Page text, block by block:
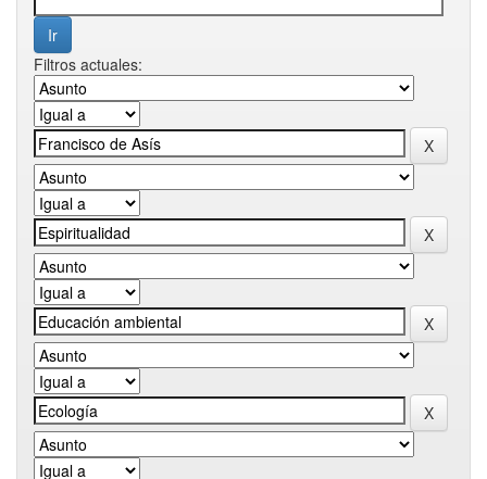
Filtros actuales: